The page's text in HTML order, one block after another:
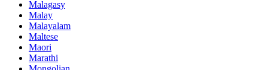
Malagasy
Malay
Malayalam
Maltese
Maori
Marathi